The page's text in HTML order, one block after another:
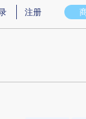
意图存在偏差。不代
注册